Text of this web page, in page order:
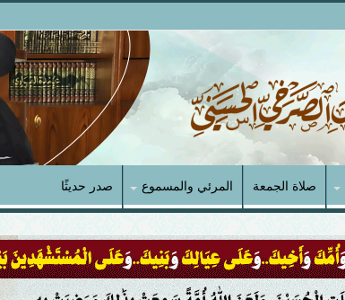
صلاة الجمعة المرئي والمسموع صدر حديثًا